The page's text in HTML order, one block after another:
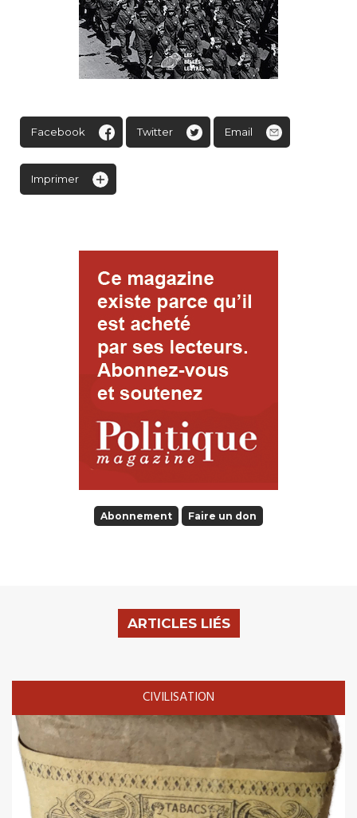
Facebook Twitter Email
Imprimer
Abonnement Faire un don
ARTICLES LIÉS
CIVILISATION